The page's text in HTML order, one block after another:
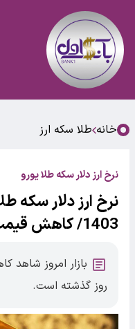
خانه طلا سکه ارز
نرخ ارز دلار سکه طلا یورو
1403/ کاهش قیمت‌‌‌‌ طلا و سکه
بازار امروز
روز گذشته است.